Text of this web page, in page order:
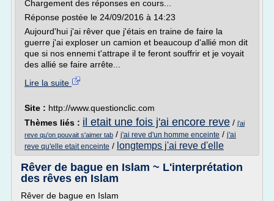
Chargement des réponses en cours...
Réponse postée le 24/09/2016 à 14:23
Aujourd'hui j'ai rêver que j'étais en traine de faire la
guerre j'ai exploser un camion et beaucoup d'allié mon dit
que si nos ennemi t'attrape il te feront souffrir et je voyait
des allié se faire arrête...
Lire la suite
Site : http://www.questionclic.com
Thèmes liés : il etait une fois j'ai encore reve / j'ai
reve qu'on pouvait s'aimer tab / j'ai reve d'un homme enceinte / j'ai
reve qu'elle etait enceinte / longtemps j'ai reve d'elle
Rêver de bague en Islam ~ L'interprétation
des rêves en Islam
Rêver de bague en Islam